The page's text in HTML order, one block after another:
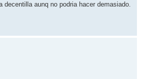
aunq no podria hacer demasiado.